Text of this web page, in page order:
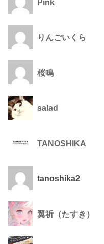
Pink
りんごいくら
桜鳴
salad
TANOSHIKA
tanoshika2
翼祈（たすき）